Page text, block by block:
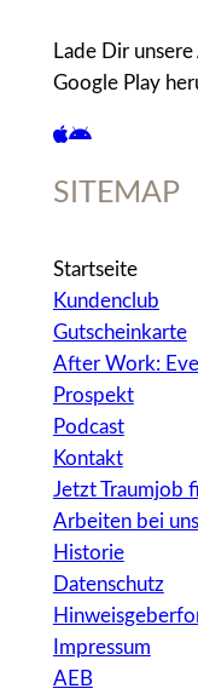
Lade Dir
Google Play
SITEMAP
Startseite
Kundenclub
Gutscheinkarte
After Work:
Prospekt
Podcast
Kontakt
Jetzt Traumjob
Arbeiten bei uns
Historie
Datenschutz
Impressum
AEB